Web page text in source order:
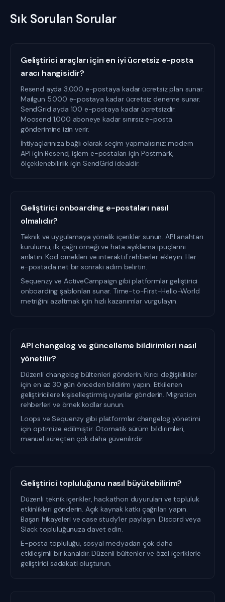
Sık Sorulan Sorular
Geliştirici araçları için en iyi ücretsiz e-posta
aracı hangisidir?
Resend ayda 3.000 e-postaya kadar ücretsiz plan sunar.
Mailgun 5.000 e-postaya kadar ücretsiz deneme sunar.
SendGrid ayda 100 e-postaya kadar ücretsizdir.
Moosend 1.000 aboneye kadar sınırsız e-posta
gönderimine izin verir.
İhtiyaçlarınıza bağlı olarak seçim yapmalısınız: modern
API için Resend, işlem e-postaları için Postmark,
ölçeklenebilirlik için SendGrid idealdir.
Geliştirici onboarding e-postaları nasıl
olmalıdır?
Teknik ve uygulamaya yönelik içerikler sunun. API anahtarı
kurulumu, ilk çağrı örneği ve hata ayıklama ipuçlarını
anlatın. Kod örnekleri ve interaktif rehberler ekleyin. Her
e-postada net bir sonraki adım belirtin.
Sequenzy ve ActiveCampaign gibi platformlar geliştirici
onboarding şablonları sunar. Time-to-First-Hello-World
metriğini azaltmak için hızlı kazanımlar vurgulayın.
API changelog ve güncelleme bildirimleri nasıl
yönetilir?
Düzenli changelog bültenleri gönderin. Kırıcı değişiklikler
için en az 30 gün önceden bildirim yapın. Etkilenen
geliştiricilere kişiselleştirmiş uyarılar gönderin. Migration
rehberleri ve örnek kodlar sunun.
Loops ve Sequenzy gibi platformlar changelog yönetimi
için optimize edilmiştir. Otomatik sürüm bildirimleri,
manuel süreçten çok daha güvenilirdir.
Geliştirici topluluğunu nasıl büyütebilirim?
Düzenli teknik içerikler, hackathon duyuruları ve topluluk
etkinlikleri gönderin. Açık kaynak katkı çağrıları yapın.
Başarı hikayeleri ve case study'ler paylaşın. Discord veya
Slack topluluğunuza davet edin.
E-posta topluluğu, sosyal medyadan çok daha
etkileşimli bir kanaldır. Düzenli bültenler ve özel içeriklerle
geliştirici sadakati oluşturun.